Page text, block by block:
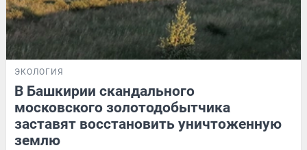
ЭКОЛОГИЯ
В Башкирии скандального
московского золотодобытчика
заставят восстановить уничтоженную
землю